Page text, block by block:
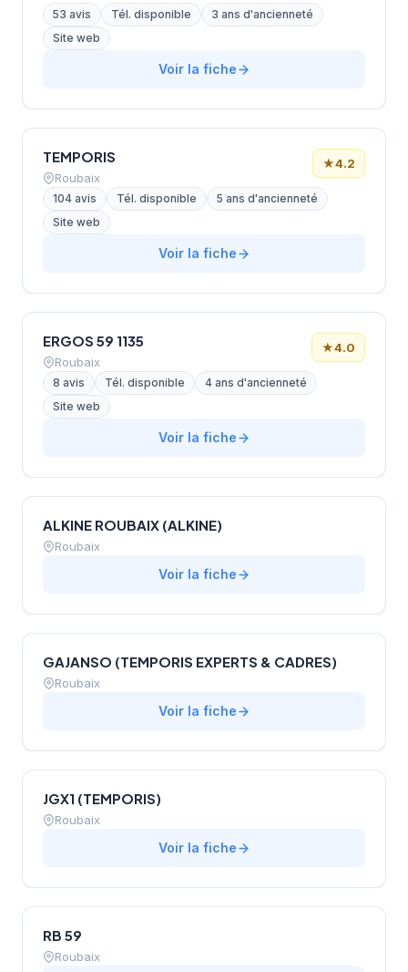
53 avis Tél. disponible
3 ans d'ancienneté
Site web
Voir la fiche
TEMPORIS
Roubaix
★4.2
104 avis Tél. disponible
5 ans d'ancienneté
Site web
Voir la fiche
ERGOS 59 1135
Roubaix
★4.0
8 avis Tél. disponible
4 ans d'ancienneté
Site web
Voir la fiche
ALKINE ROUBAIX (ALKINE)
Roubaix
Voir la fiche
GAJANSO (TEMPORIS EXPERTS & CADRES)
Roubaix
Voir la fiche
JGX1 (TEMPORIS)
Roubaix
Voir la fiche
RB 59
Roubaix